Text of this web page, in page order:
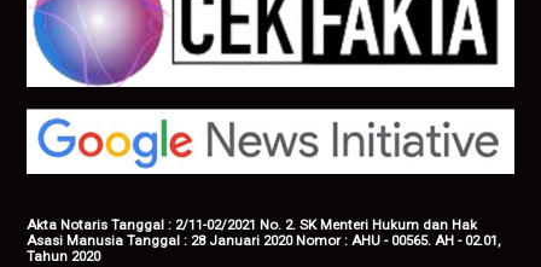
Akta Notaris Tanggal : 2/11-02/2021 No. 2. SK Menteri Hukum dan Hak
Asasi Manusia Tanggal : 28 Januari 2020 Nomor : AHU - 00565. AH - 02.01,
Tahun 2020